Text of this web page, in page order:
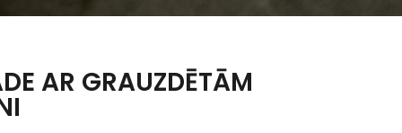
AR GRAUZDĒTĀM